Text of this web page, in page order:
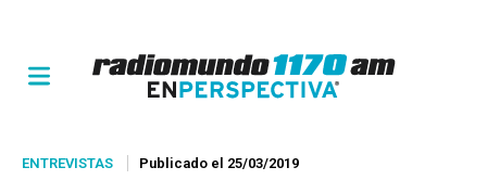
ENTREVISTAS Publicado el 25/03/2019